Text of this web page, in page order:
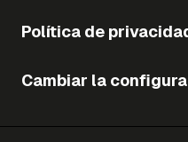
Política de
Cambiar la